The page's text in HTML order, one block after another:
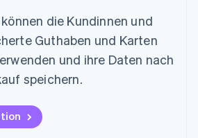
die Kundinnen und
Guthaben und Karten
und ihre Daten nach
speichern.